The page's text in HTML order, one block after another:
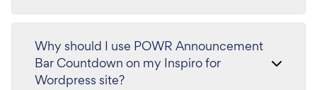
Why should I use POWR Announcement
Bar Countdown on my Inspiro for
Wordpress site?